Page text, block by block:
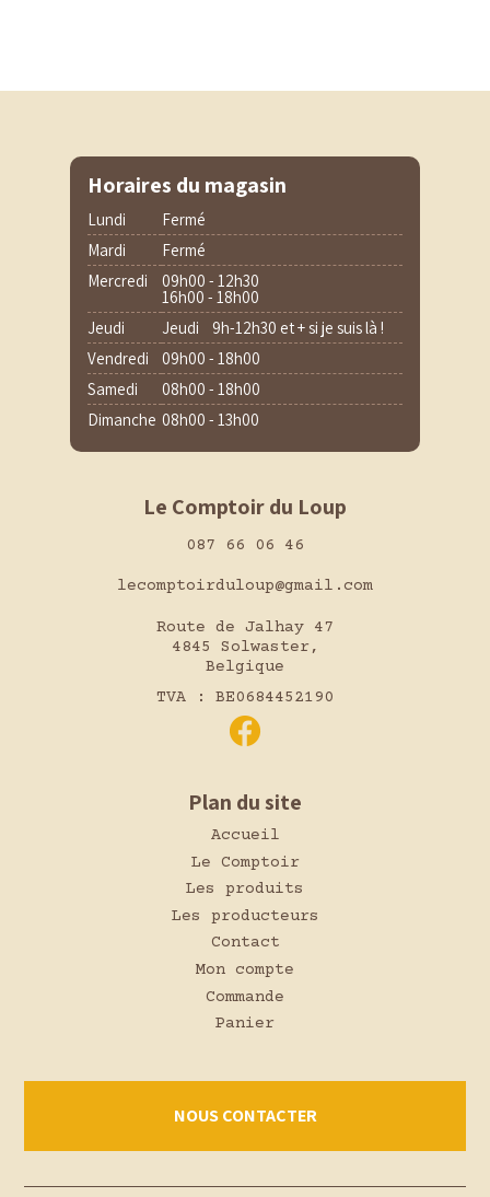
Horaires du magasin
Lundi
Fermé
Mardi
Fermé
Mercredi
09h00 - 12h30
16h00 - 18h00
Jeudi
Jeudi 9h-12h30 et + si je suis là !
Vendredi
09h00 - 18h00
Samedi
08h00 - 18h00
Dimanche 08h00 - 13h00
Le Comptoir du Loup
087 66 06 46
lecomptoirduloup@gmail.com
Route de Jalhay 47
4845 Solwaster,
Belgique
TVA : BE0684452190
Plan du site
Accueil
Le Comptoir
Les produits
Les producteurs
Contact
Mon compte
Commande
Panier
NOUS CONTACTER